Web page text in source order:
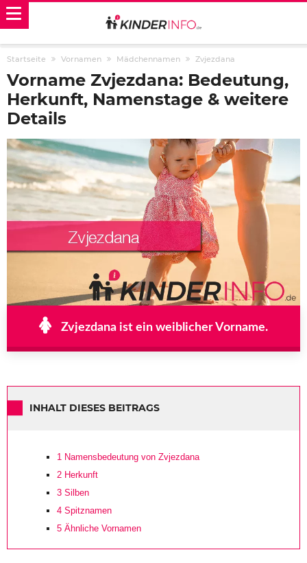
Startseite Vornamen Mädchennamen Zvjezdana
Vorname Zvjezdana: Bedeutung,
Herkunft, Namenstage & weitere
Details
Zvjezdana ist ein weiblicher Vorname.
INHALT DIESES BEITRAGS
1 Namensbedeutung von Zvjezdana
2 Herkunft
3 Silben
4 Spitznamen
5 Ähnliche Vornamen